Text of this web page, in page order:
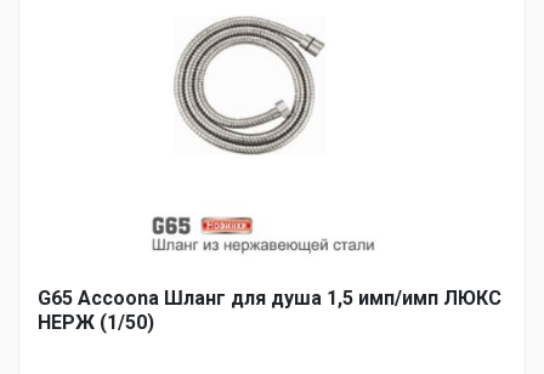
G65 Accoona Шланг для душа 1,5 имп/имп ЛЮКС
НЕРЖ (1/50)